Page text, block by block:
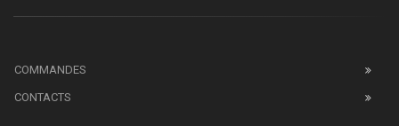
COMMANDES
CONTACTS